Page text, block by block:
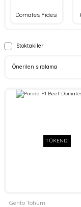
Domates Fidesi
Stoktakiler
TÜKENDİ
Gento Tohum